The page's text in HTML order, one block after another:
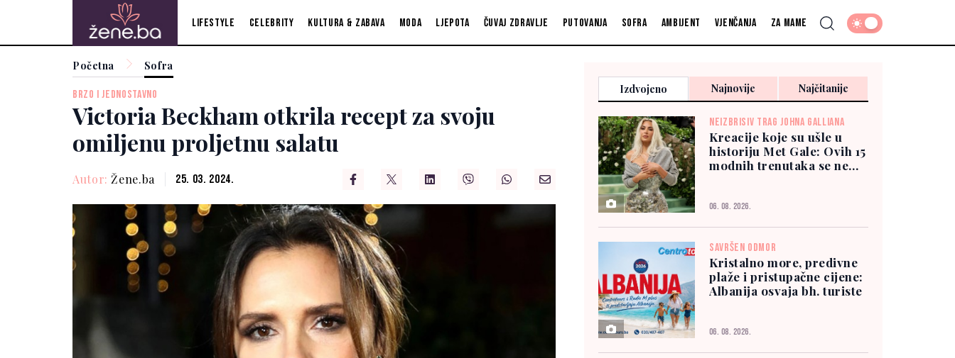
Lifestyle Celebrity Kultura & zabava Moda Ljepota Čuvaj zdravlje Putovanja Sofra Ambijent Vjenčanja Za mame
Početna Sofra
BRZO I JEDNOSTAVNO
Victoria Beckham otkrila recept za svoju
omiljenu proljetnu salatu
Autor: Žene.ba 25. 03. 2024.
Izdvojeno Najnovije Najčitanije
NEIZBRISIV TRAG JOHNA GALLIANA
Kreacije koje su ušle u
historiju Met Gale: Ovih 15
modnih trenutaka se ne
06. 08. 2026.
SAVRŠEN ODMOR
Kristalno more, predivne
plaže i pristupačne cijene:
Albanija osvaja bh. turiste
06. 08. 2026.